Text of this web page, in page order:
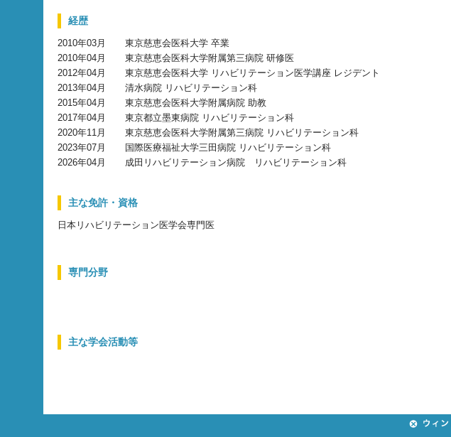
経歴
2010年03月
東京慈恵会医科大学 卒業
2010年04月
東京慈恵会医科大学附属第三病院 研修医
2012年04月
東京慈恵会医科大学 リハビリテーション医学講座 レジデント
2013年04月
清水病院 リハビリテーション科
2015年04月
東京慈恵会医科大学附属病院 助教
2017年04月
東京都立墨東病院 リハビリテーション科
2020年11月
東京慈恵会医科大学附属第三病院 リハビリテーション科
2023年07月
国際医療福祉大学三田病院 リハビリテーション科
2026年04月
成田リハビリテーション病院 リハビリテーション科
主な免許・資格
日本リハビリテーション医学会専門医
専門分野
主な学会活動等